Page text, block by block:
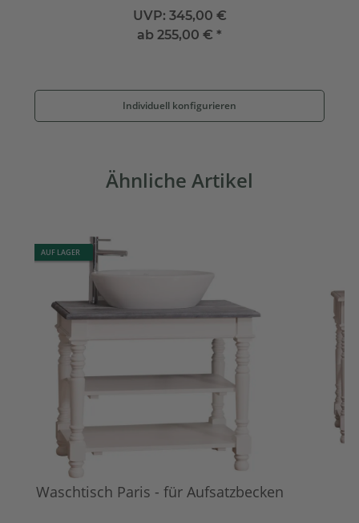
UVP: 345,00 €
ab255,00 € *
Individuell konfigurieren
Ähnliche Artikel
AUF LAGER
Waschtisch Paris - für Aufsatzbecken